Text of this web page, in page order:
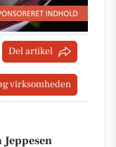
Del artikel
virksomheden
Jeppesen